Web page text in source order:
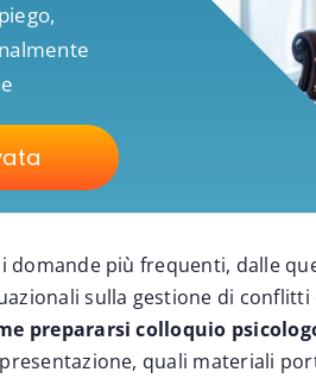
più frequenti, dalle
sulla gestione di conflitti
prepararsi colloquio
quali materiali